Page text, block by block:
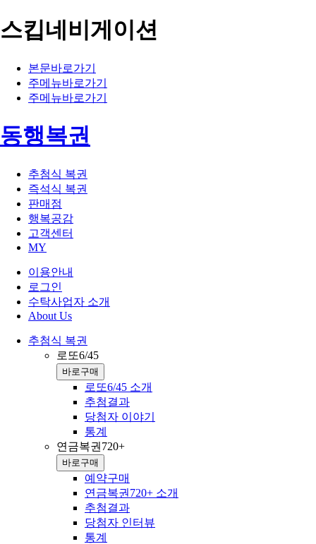
스킵네비게이션
본문바로가기
주메뉴바로가기
주메뉴바로가기
동행복권
추첨식 복권
즉석식 복권
판매점
행복공감
고객센터
MY
이용안내
로그인
수탁사업자 소개
About Us
추첨식 복권
로또6/45
바로구매
로또6/45 소개
추첨결과
당첨자 이야기
통계
연금복권720+
바로구매
예약구매
연금복권720+ 소개
추첨결과
당첨자 인터뷰
통계